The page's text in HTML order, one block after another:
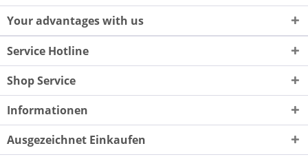
Your advantages with us
Service Hotline
Shop Service
Informationen
Ausgezeichnet Einkaufen